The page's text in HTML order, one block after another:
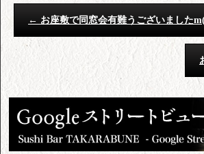
← お座敷で同窓会有難うございました